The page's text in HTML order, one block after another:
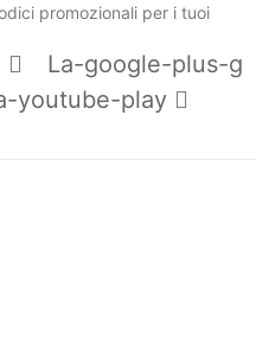
promozionali per i tuoi
La-google-plus-g
youtube-play